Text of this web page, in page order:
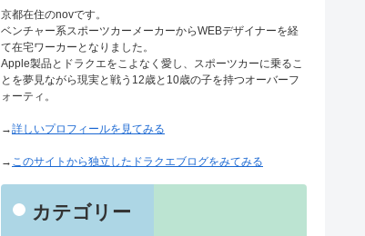
京都在住のnovです。
ベンチャー系スポーツカーメーカーからWEBデザイナーを経
て在宅ワーカーとなりました。
Apple製品とドラクエをこよなく愛し、スポーツカーに乗るこ
とを夢見ながら現実と戦う12歳と10歳の子を持つオーバーフ
ォーティ。
→詳しいプロフィールを見てみる
→ このサイトから独立したドラクエブログをみてみる
カテゴリー